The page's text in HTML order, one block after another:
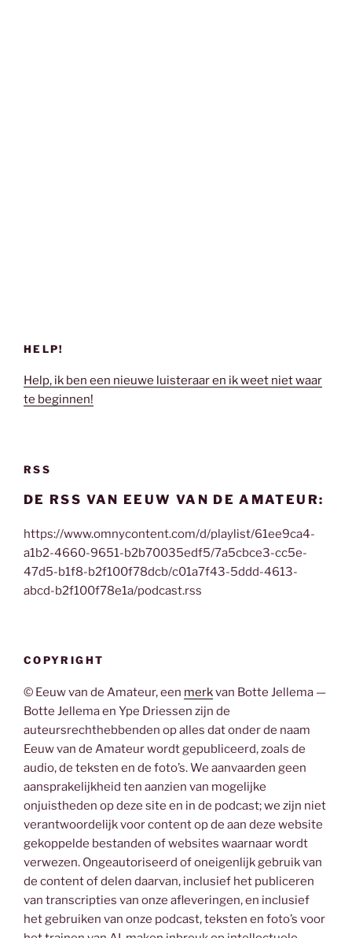
HELP!
Help, ik ben een nieuwe luisteraar en ik weet niet waar
te beginnen!
RSS
DE RSS VAN EEUW VAN DE AMATEUR:
https://www.omnycontent.com/d/playlist/61ee9ca4-
a1b2-4660-9651-b2b70035edf5/7a5cbce3-cc5e-
47d5-b1f8-b2f100f78dcb/c01a7f43-5ddd-4613-
abcd-b2f100f78e1a/podcast.rss
COPYRIGHT
© Eeuw van de Amateur, een merkvan Botte Jellema —
Botte Jellema en Ype Driessen zijn de
auteursrechthebbenden op alles dat onder de naam
Eeuw van de Amateur wordt gepubliceerd, zoals de
audio, de teksten en de foto’s. We aanvaarden geen
aansprakelijkheid ten aanzien van mogelijke
onjuistheden op deze site en in de podcast; we zijn niet
verantwoordelijk voor content op de aan deze website
gekoppelde bestanden of websites waarnaar wordt
verwezen. Ongeautoriseerd of oneigenlijk gebruik van
de content of delen daarvan, inclusief het publiceren
van transcripties van onze afleveringen, en inclusief
het gebruiken van onze podcast, teksten en foto’s voor